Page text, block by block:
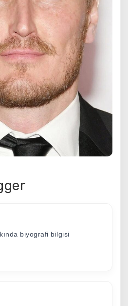
biyografi bilgisi